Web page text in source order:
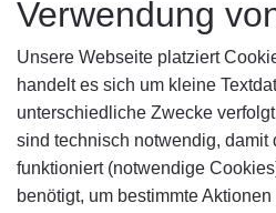
Verwendung
Unsere Webseite platziert
handelt es sich um kleine
unterschiedliche Zwecke
sind technisch notwendig, damit
funktioniert (notwendige
benötigt, um bestimmte